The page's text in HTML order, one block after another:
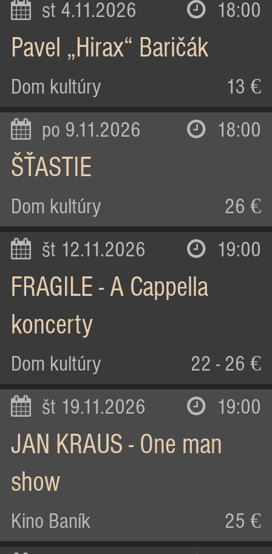
st 4.11.2026 18:00
Pavel „Hirax“ Baričák
Dom kultúry 13 €
po 9.11.2026 18:00
ŠŤASTIE
Dom kultúry 26 €
št 12.11.2026 19:00
FRAGILE - A Cappella
koncerty
Dom kultúry 22 - 26 €
št 19.11.2026 19:00
JAN KRAUS - One man
show
Kino Baník 25 €